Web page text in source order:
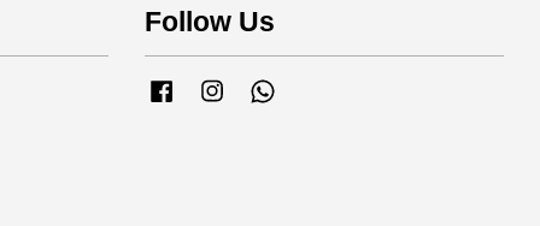
Follow Us
FacebookInstagram